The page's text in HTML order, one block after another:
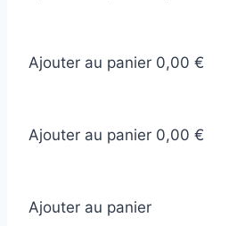
Ajouter au panier 0,00 €
Ajouter au panier 0,00 €
Ajouter au panier